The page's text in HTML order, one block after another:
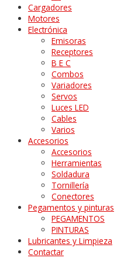
Cargadores
Motores
Electrónica
Emisoras
Receptores
B E C
Combos
Variadores
Servos
Luces LED
Cables
Varios
Accesorios
Accesorios
Herramientas
Soldadura
Tornillería
Conectores
Pegamentos y pinturas
PEGAMENTOS
PINTURAS
Lubricantes y Limpieza
Contactar